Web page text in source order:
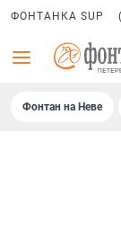
ФОНТАНКА SUP
Фонтан на Неве